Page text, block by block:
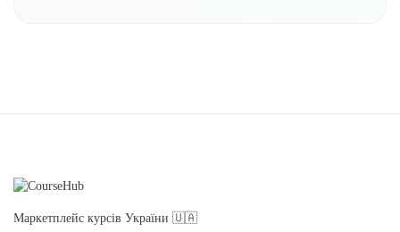
Маркетплейс курсів України 🇺🇦